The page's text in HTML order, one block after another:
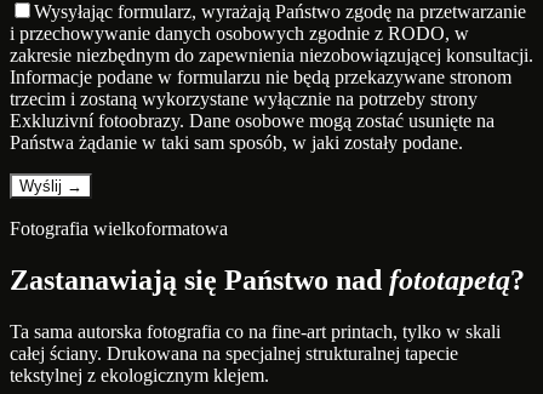
Wysyłając formularz, wyrażają Państwo zgodę na przetwarzanie
i przechowywanie danych osobowych zgodnie z RODO, w
zakresie niezbędnym do zapewnienia niezobowiązującej konsultacji.
Informacje podane w formularzu nie będą przekazywane stronom
trzecim i zostaną wykorzystane wyłącznie na potrzeby strony
Exkluzivní fotoobrazy. Dane osobowe mogą zostać usunięte na
Państwa żądanie w taki sam sposób, w jaki zostały podane.
Fotografia wielkoformatowa
Zastanawiają się Państwo nad fototapetą?
Ta sama autorska fotografia co na fine-art printach, tylko w skali
całej ściany. Drukowana na specjalnej strukturalnej tapecie
tekstylnej z ekologicznym klejem.